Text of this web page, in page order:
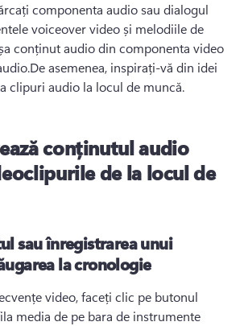
componenta audio sau dialogul
voiceover video și melodiile de
conținut audio din componenta video
asemenea, inspirați-vă din idei
clipuri audio la locul de muncă.
conținutul audio
de la locul de
sau înregistrarea unui
la cronologie
video, faceți clic pe butonul
media de pe bara de instrumente